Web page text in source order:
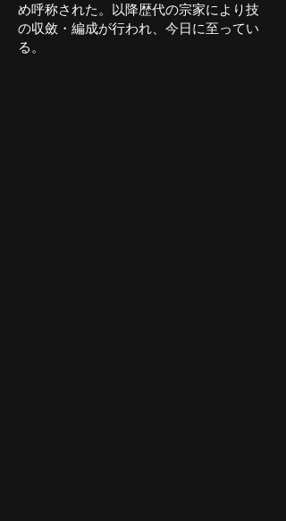
め呼称された。以降歴代の宗家により技
の収斂・編成が行われ、今日に至ってい
る。